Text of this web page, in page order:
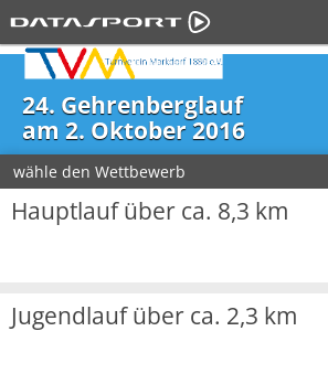
24. Gehrenberglauf
am 2. Oktober 2016
wähle den Wettbewerb
Hauptlauf über ca. 8,3 km
Jugendlauf über ca. 2,3 km